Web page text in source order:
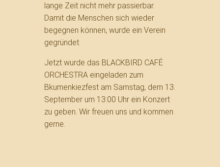
lange Zeit nicht mehr passierbar.
Damit die Menschen sich wieder
begegnen können, wurde ein Verein
gegründet.
Jetzt wurde das BLACKBIRD CAFÉ
ORCHESTRA eingeladen zum
Bkumenkiezfest am Samstag, dem 13.
September um 13:00 Uhr ein Konzert
zu geben. Wir freuen uns und kommen
gerne.